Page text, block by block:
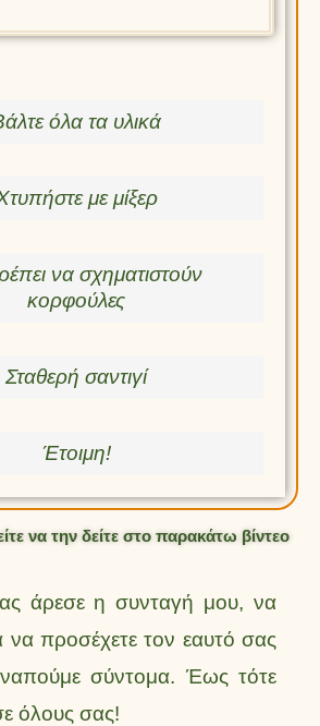
όλα τα υλικά
με μίξερ
να σχηματιστούν
κορφούλες
Σταθερή σαντιγί
Έτοιμη!
να την δείτε στο παρακάτω βίντεο
άρεσε η συνταγή μου, να
να προσέχετε τον εαυτό σας
σύντομα. Έως τότε
όλους σας!